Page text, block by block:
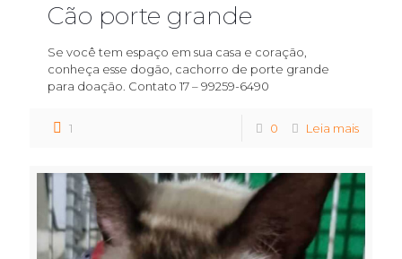
Cão porte grande
Se você tem espaço em sua casa e coração,
conheça esse dogão, cachorro de porte grande
para doação. Contato 17 – 99259-6490
1 0 Leia mais